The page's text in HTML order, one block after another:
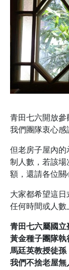
青田七六開放參
我們團隊衷心感
但老房子屋內的
制人數，若該場
額，還請各位關
大家都希望這
任何時間或人數
青田七六屬國立
黃金種子團隊
馬廷英教授徒孫
我們不捨老屋